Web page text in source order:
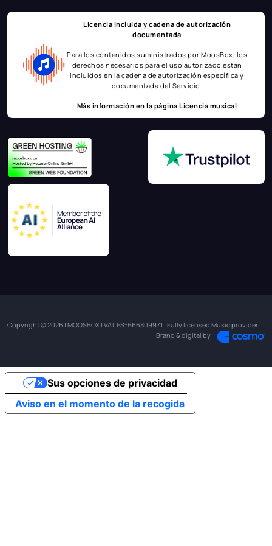
Licencia incluida y cadena de autorización
documentada
Para los contenidos suministrados por MoosBox, los
derechos necesarios para el uso autorizado están
incluidos en la cadena de autorización específica y
documentada del Servicio.
Más información en la páginaLicencia musical
Copyright © 2026 | MOOSBOX | VAT ES-B66809971 | Fully licensed Music provider
Brand & digital by
Aviso en el momento de la recogida
Sus opciones de privacidad